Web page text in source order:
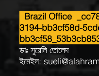
Brazil Office
3194-bb3cf58d-
ডাঃ সুয়েলি তোলেদ
ইমেইল: